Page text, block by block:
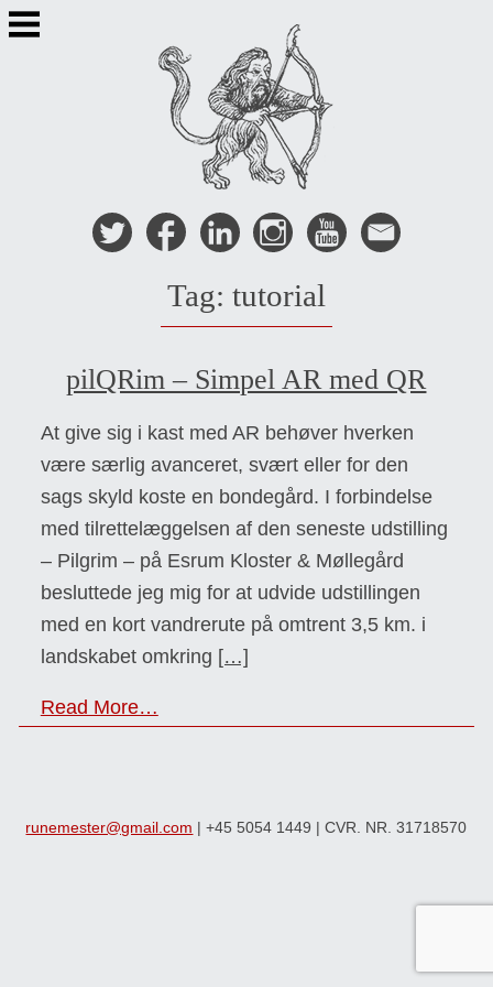
Skip
to
Tag: tutorial
pilQRim – Simpel AR med QR
At give sig i kast med AR behøver hverken
være særlig avanceret, svært eller for den
sags skyld koste en bondegård. I forbindelse
med tilrettelæggelsen af den seneste udstilling
– Pilgrim – på Esrum Kloster & Møllegård
besluttede jeg mig for at udvide udstillingen
med en kort vandrerute på omtrent 3,5 km. i
landskabet omkring […]
Read More…
runemester@gmail.com | +45 5054 1449 | CVR. NR. 31718570